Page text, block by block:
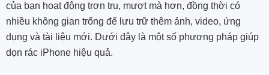
của bạn hoạt động trơn tru, mượt mà hơn, đồng thời có
nhiều không gian trống để lưu trữ thêm ảnh, video, ứng
dụng và tài liệu mới. Dưới đây là một số phương pháp giúp
dọn rác iPhone hiệu quả.